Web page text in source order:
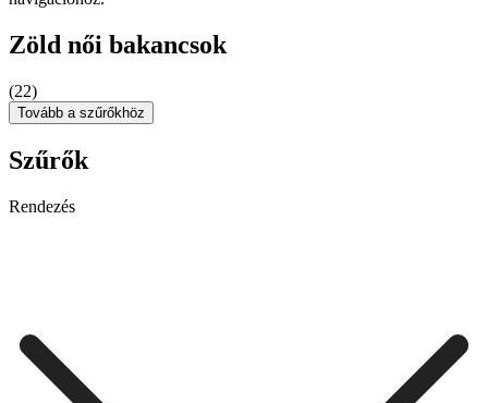
Zöld női bakancsok
(22)
Tovább a szűrőkhöz
Szűrők
Rendezés